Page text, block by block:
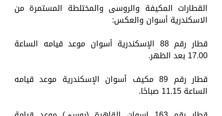
القطارات المكيفة والروسى والمختلطة المستمرة من
الاسكندرية أسوان والعكس:
قطار رقم 88 الإسكندرية أسوان موعد قيامه الساعة
17.00 بعد الظهر.
قطار رقم 89 مكيف أسوان الإسكندرية موعد قيامه
الساعة 11.15 صباحًا.